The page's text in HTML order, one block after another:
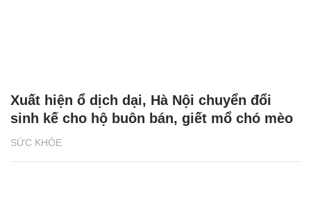
SỨC KHỎE
Xuất hiện ổ dịch dại, Hà Nội chuyển đổi
sinh kế cho hộ buôn bán, giết mổ chó mèo